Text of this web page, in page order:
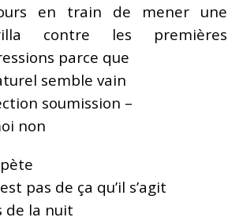
en train de mener une
contre les premières
parce que
semble vain
soumission –
non
pas de ça qu’il s’agit
de la nuit